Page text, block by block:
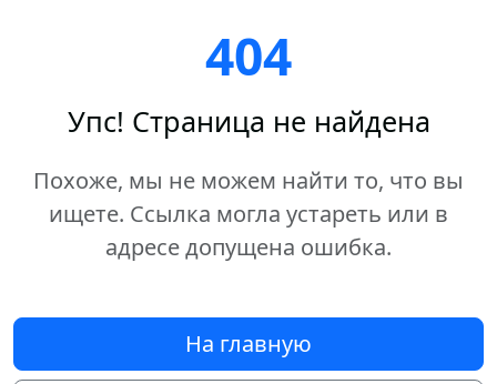
404
Упс! Страница не найдена
Похоже, мы не можем найти то, что вы
ищете. Ссылка могла устареть или в
адресе допущена ошибка.
На главную